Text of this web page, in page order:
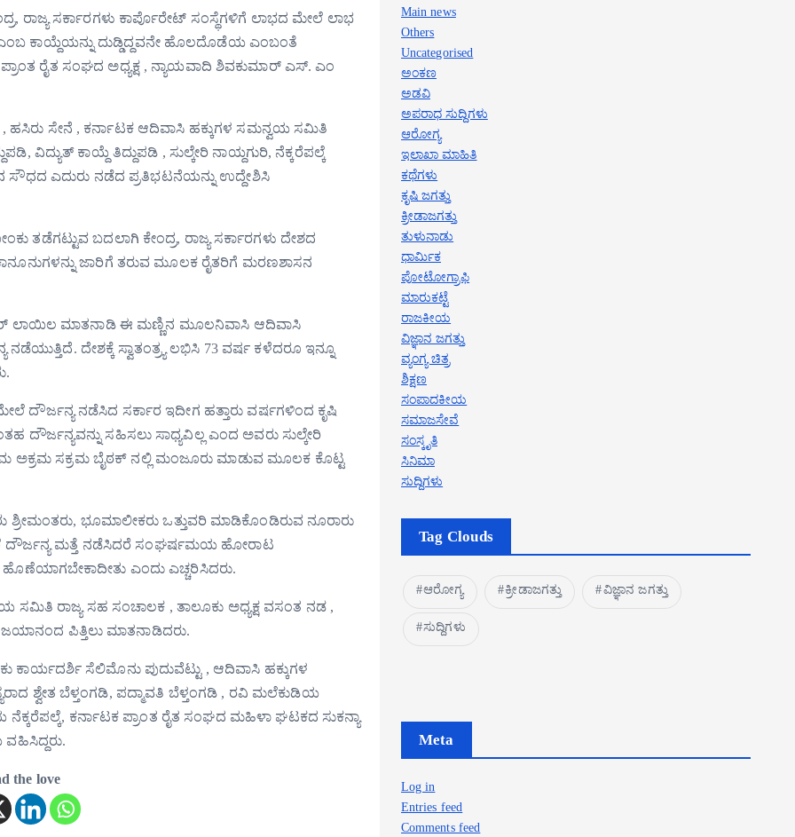
ರಾಜ್ಯ ಸರ್ಕಾರಗಳು ಕಾರ್ಪೊರೇಟ್ ಸಂಸ್ಥೆಗಳಿಗೆ ಲಾಭದ ಮೇಲೆ ಲಾಭ
ಕಾಯ್ದೆಯನ್ನು ದುಡ್ಡಿದ್ದವನೇ ಹೊಲದೊಡೆಯ ಎಂಬಂತೆ
ರೈತ ಸಂಘದ ಅಧ್ಯಕ್ಷ , ನ್ಯಾಯವಾದಿ ಶಿವಕುಮಾರ್ ಎಸ್. ಎಂ
, ಹಸಿರು ಸೇನೆ , ಕರ್ನಾಟಕ ಆದಿವಾಸಿ ಹಕ್ಕುಗಳ ಸಮನ್ವಯ ಸಮಿತಿ
ವಿದ್ಯುತ್ ಕಾಯ್ದೆ ತಿದ್ದುಪಡಿ , ಸುಲ್ಕೇರಿ ನಾಯ್ದಗುರಿ, ನೆಕ್ಕರೆಪಲ್ಕೆ
ಎದುರು ನಡೆದ ಪ್ರತಿಭಟನೆಯನ್ನು ಉದ್ದೇಶಿಸಿ
ತಡೆಗಟ್ಟುವ ಬದಲಾಗಿ ಕೇಂದ್ರ, ರಾಜ್ಯ ಸರ್ಕಾರಗಳು ದೇಶದ
ಜಾರಿಗೆ ತರುವ ಮೂಲಕ ರೈತರಿಗೆ ಮರಣಶಾಸನ
ಲಾಯಿಲ ಮಾತನಾಡಿ ಈ ಮಣ್ಣಿನ ಮೂಲನಿವಾಸಿ ಆದಿವಾಸಿ
ದೇಶಕ್ಕೆ ಸ್ವಾತಂತ್ರ್ಯ ಲಭಿಸಿ 73 ವರ್ಷ ಕಳೆದರೂ ಇನ್ನೂ
ನಡೆಸಿದ ಸರ್ಕಾರ ಇದೀಗ ಹತ್ತಾರು ವರ್ಷಗಳಿಂದ ಕೃಷಿ
ದೌರ್ಜನ್ಯವನ್ನು ಸಹಿಸಲು ಸಾಧ್ಯವಿಲ್ಲ ಎಂದ ಅವರು ಸುಲ್ಕೇರಿ
ಅಕ್ರಮ ಸಕ್ರಮ ಬೈಠಕ್ ನಲ್ಲಿ ಮಂಜೂರು ಮಾಡುವ ಮೂಲಕ ಕೊಟ್ಟ
ಭೂಮಾಲೀಕರು ಒತ್ತುವರಿ ಮಾಡಿಕೊಂಡಿರುವ ನೂರಾರು
ದೌರ್ಜನ್ಯ ಮತ್ತೆ ನಡೆಸಿದರೆ ಸಂಘರ್ಷಮಯ ಹೋರಾಟ
ಎಂದು ಎಚ್ಚರಿಸಿದರು.
ಸಮಿತಿ ರಾಜ್ಯ ಸಹ ಸಂಚಾಲಕ , ತಾಲೂಕು ಅಧ್ಯಕ್ಷ ವಸಂತ ನಡ ,
ಜಯಾನಂದ ಪಿತ್ತಿಲು ಮಾತನಾಡಿದರು.
ಕಾರ್ಯದರ್ಶಿ ಸೆಲಿಮೊನು ಪುದುವೆಟ್ಟು , ಆದಿವಾಸಿ ಹಕ್ಕುಗಳ
ಶ್ವೇತ ಬೆಳ್ತಂಗಡಿ, ಪದ್ಮಾವತಿ ಬೆಳ್ತಂಗಡಿ , ರವಿ ಮಲೆಕುಡಿಯ
ಕರ್ನಾಟಕ ಪ್ರಾಂತ ರೈತ ಸಂಘದ ಮಹಿಳಾ ಘಟಕದ ಸುಕನ್ಯಾ
the love
Main news
Others
Uncategorised
ಅಂಕಣ
ಅಡವಿ
ಅಪರಾಧ ಸುದ್ದಿಗಳು
ಆರೋಗ್ಯ
ಇಲಾಖಾ ಮಾಹಿತಿ
ಕಥೆಗಳು
ಕೃಷಿ ಜಗತ್ತು
ಕ್ರೀಡಾಜಗತ್ತು
ತುಳುನಾಡು
ಧಾರ್ಮಿಕ
ಪೋಟೋಗ್ರಾಫಿ
ಮಾರುಕಟ್ಟೆ
ರಾಜಕೀಯ
ವಿಜ್ಞಾನ ಜಗತ್ತು
ವ್ಯಂಗ್ಯ ಚಿತ್ರ
ಶಿಕ್ಷಣ
ಸಂಪಾದಕೀಯ
ಸಮಾಜಸೇವೆ
ಸಂಸ್ಕೃತಿ
ಸಿನಿಮಾ
ಸುದ್ದಿಗಳು
Tag Clouds
ಆರೋಗ್ಯ ಕ್ರೀಡಾಜಗತ್ತು ವಿಜ್ಞಾನ ಜಗತ್ತು
ಸುದ್ದಿಗಳು
Meta
Log in
Entries feed
Comments feed